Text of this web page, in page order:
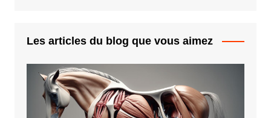
Les articles du blog que vous aimez